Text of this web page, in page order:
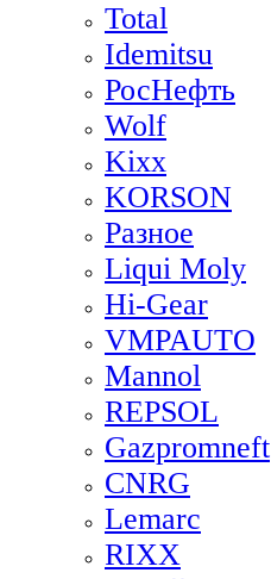
Total
Idemitsu
РосНефть
Wolf
Kixx
KORSON
Разное
Liqui Moly
Hi-Gear
VMPAUTO
Mannol
REPSOL
Gazpromneft
CNRG
Lemarc
RIXX